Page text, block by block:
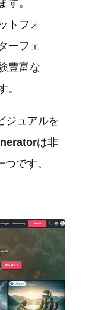
す。
トフォ
ーフェ
豊富な
。
ジュアルを
は非
つです。